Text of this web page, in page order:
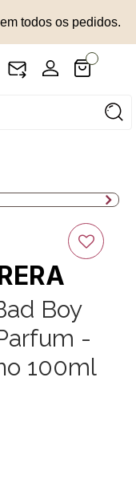
todos os pedidos.
Boy
-
100ml